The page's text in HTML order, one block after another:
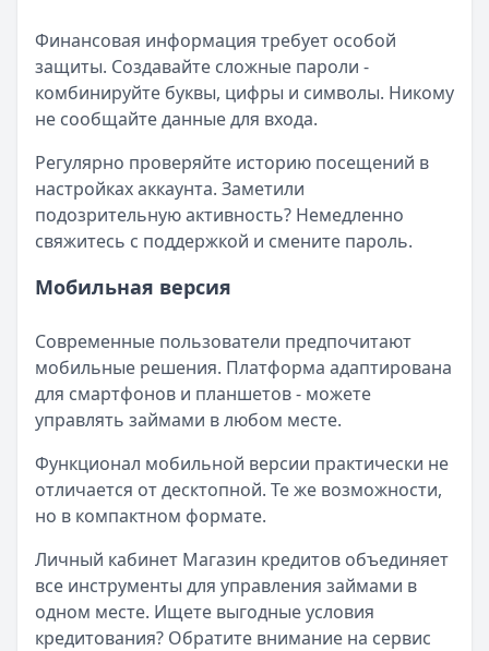
Финансовая информация требует особой
защиты. Создавайте сложные пароли -
комбинируйте буквы, цифры и символы. Никому
не сообщайте данные для входа.
Регулярно проверяйте историю посещений в
настройках аккаунта. Заметили
подозрительную активность? Немедленно
свяжитесь с поддержкой и смените пароль.
Мобильная версия
Современные пользователи предпочитают
мобильные решения. Платформа адаптирована
для смартфонов и планшетов - можете
управлять займами в любом месте.
Функционал мобильной версии практически не
отличается от десктопной. Те же возможности,
но в компактном формате.
Личный кабинет Магазин кредитов объединяет
все инструменты для управления займами в
одном месте. Ищете выгодные условия
кредитования? Обратите внимание на сервис